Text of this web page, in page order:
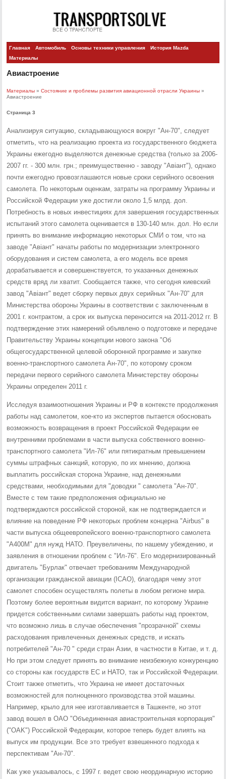
Главная Автомобиль Основы техники управления
История Mazda
Материалы
Авиастроение
Материалы »Состояние и проблемы развития авиационной отрасли Украины »
Авиастроение
Страница 3
Анализируя ситуацию, складывающуюся вокруг "Ан-70", следует
отметить, что на реализацию проекта из государственного бюджета
Украины ежегодно выделяются денежные средства (только за 2006-
2007 гг. - 300 млн. грн.; преимущественно - заводу "Авіант"), однако
почти ежегодно провозглашаются новые сроки серийного освоения
самолета. По некоторым оценкам, затраты на программу Украины и
Российской Федерации уже достигли около 1,5 млрд. дол.
Потребность в новых инвестициях для завершения государственных
испытаний этого самолета оценивается в 130-140 млн. дол. Но если
принять во внимание информацию некоторых СМИ о том, что на
заводе "Авіант" начаты работы по модернизации электронного
оборудования и систем самолета, а его модель все время
дорабатывается и совершенствуется, то указанных денежных
средств вряд ли хватит. Сообщается также, что сегодня киевский
завод "Авіант" ведет сборку первых двух серийных "Ан-70" для
Министерства обороны Украины в соответствии с заключенным в
2001 г. контрактом, а срок их выпуска переносится на 2011-2012 гг. В
подтверждение этих намерений объявлено о подготовке и передаче
Правительству Украины концепции нового закона "Об
общегосударственной целевой оборонной программе и закупке
военно-транспортного самолета Ан-70", по которому сроком
передачи первого серийного самолета Министерству обороны
Украины определен 2011 г.
Исследуя взаимоотношения Украины и РФ в контексте продолжения
работы над самолетом, кое-кто из экспертов пытается обосновать
возможность возвращения в проект Российской Федерации ее
внутренними проблемами в части выпуска собственного военно-
транспортного самолета "Ил-76" или пятикратным превышением
суммы штрафных санкций, которую, по их мнению, должна
выплатить российская сторона Украине, над денежными
средствами, необходимыми для "доводки " самолета "Ан-70".
Вместе с тем такие предположения официально не
подтверждаются российской стороной, как не подтверждается и
влияние на поведение РФ некоторых проблем концерна "Airbus" в
части выпуска общеевропейского военно-транспортного самолета
"А400М" для нужд НАТО. Преувеличены, по нашему убеждению, и
заявления в отношении проблем с "Ил-76". Его модернизированный
двигатель "Бурлак" отвечает требованиям Международной
организации гражданской авиации (ICAO), благодаря чему этот
самолет способен осуществлять полеты в любом регионе мира.
Поэтому более вероятным видится вариант, по которому Украине
придется собственными силами завершать работы над проектом,
что возможно лишь в случае обеспечения "прозрачной" схемы
расходования привлеченных денежных средств, и искать
потребителей "Ан-70 " среди стран Азии, в частности в Китае, и т. д.
Но при этом следует принять во внимание неизбежную конкуренцию
со стороны как государств ЕС и НАТО, так и Российской Федерации.
Стоит также отметить, что Украина не имеет достаточных
возможностей для полноценного производства этой машины.
Например, крыло для нее изготавливается в Ташкенте, но этот
завод вошел в ОАО "Объединенная авиастроительная корпорация"
("OAK") Российской Федерации, которое теперь будет влиять на
выпуск им продукции. Все это требует взвешенного подхода к
перспективам "Ан-70".
Как уже указывалось, с 1997 г. ведет свою неординарную историю